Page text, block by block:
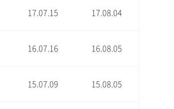
17.07.15 17.08.04
16.07.16 16.08.05
15.07.09 15.08.05